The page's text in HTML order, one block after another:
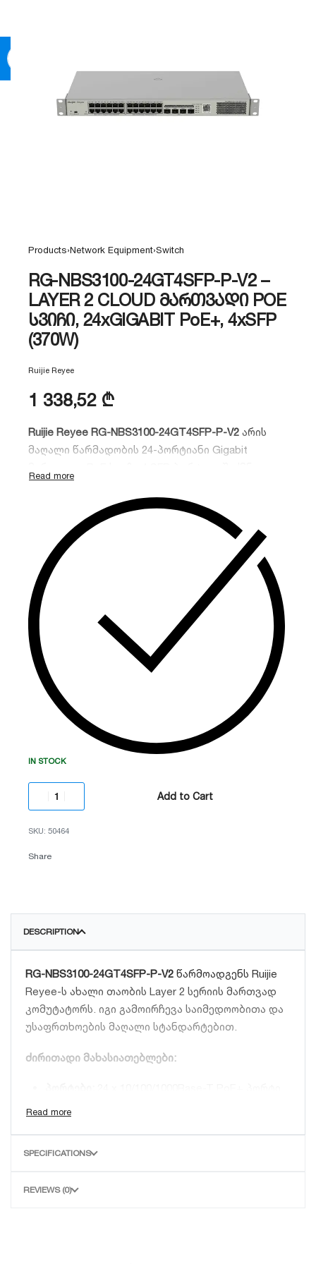
Products›Network Equipment›Switch
RG-NBS3100-24GT4SFP-P-V2 –
LAYER 2 CLOUD მართვადი POE
სვიჩი, 24xGIGABIT PoE+, 4xSFP
(370W)
Ruijie Reyee
1 338,52 ₾
Ruijie Reyee RG-NBS3100-24GT4SFP-P-V2 არის
მაღალი წარმადობის 24-პორტიანი Gigabit
უზრუნველყოფს სტაბილურ კავშირს, მარტივ
Cloud მართვას და 370W PoE ბიუჯეტს IP
კამერებისა და IP ტელეფონებისთვის.
IN STOCK
Add to Cart
50464
Share
DESCRIPTION
RG-NBS3100-24GT4SFP-P-V2 წარმოადგენს Ruijie
Reyee-ს ახალი თაობის Layer 2 სერიის მართვად
კომუტატორს. იგი გამოირჩევა საიმედოობითა და
უსაფრთხოების მაღალი სტანდარტებით.
ძირითადი მახასიათებლები:
და 4 SFP აპლინკ პორტი.
მეთვალყურეობის სისტემებისთვის.
აპლიკაციით ან ვებ-ბრაუზერით (Ruijie Cloud).
SPECIFICATIONS
REVIEWS (0)